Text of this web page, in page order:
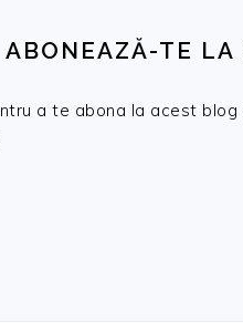
ABONEAZĂ-TE LA
a te abona la acest